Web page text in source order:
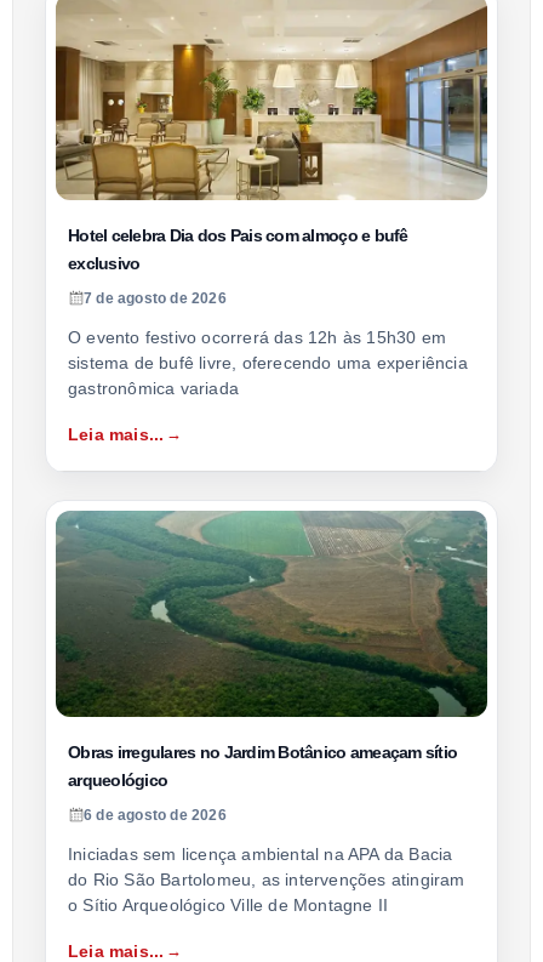
Hotel celebra Dia dos Pais com almoço e bufê
exclusivo
7 de agosto de 2026
O evento festivo ocorrerá das 12h às 15h30 em
sistema de bufê livre, oferecendo uma experiência
gastronômica variada
Leia mais...
Obras irregulares no Jardim Botânico ameaçam sítio
arqueológico
6 de agosto de 2026
Iniciadas sem licença ambiental na APA da Bacia
do Rio São Bartolomeu, as intervenções atingiram
o Sítio Arqueológico Ville de Montagne II
Leia mais...